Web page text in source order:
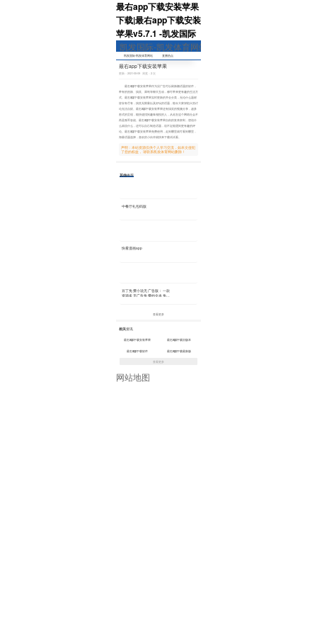
最右app下载安装苹果
下载|最右app下载安装
苹果v5.7.1 -凯发国际
凯发国际-凯发体育网站
凯发国际-凯发体育网站
直播热点
最右app下载安装苹果
更新：2021-05-09 浏览：2 次
最右app下载安装苹果作为没广告可以刷新颖话题的软件，
带有的热辣、搞笑、犀利等聊天互动，都可带来更有趣的生活方
式。最右app下载安装苹果实时更新的齐全分类，无论什么题材
皆应有尽有，搞笑无限量以及好玩的话题，能令大家深陷火热讨
论无法自拔。最右app下载安装苹果还有搞笑的视频分享，超多
形式的呈现，能快速找到趣味相投的人，从此在这个网络社会不
再是孤军奋战。最右app下载安装苹果自由的发表权利，想说什
么就说什么，还可以自己制造话题，说不定能遇到更有趣的评
论。最右app下载安装苹果免费使用，走到哪里就可看到哪里，
海量话题选择，喜欢的小伙伴就快来下载试试看。
声明：本站资源仅供个人学习交流，如本文侵犯
了您的权益， 请联系凯发体育网站删除！
其他推荐
中餐厅礼包码版
快看漫画app
豆丁免费小说无广告版：一款
资源多无广告免费的全本免费
查看更多
相关资讯
最右app下载安装苹果 最右app下载旧版本
最右app下载软件 最右app下载最新版
查看更多
网站地图